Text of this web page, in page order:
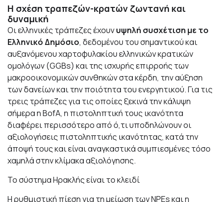
Η σχέση τραπεζών-κρατών ζωντανή και
δυναμική
Οι ελληνικές τράπεζες έχουνυψηλή συσχέτιση με το
Ελληνικό Δημόσιο, δεδομένου του σημαντικού και
αυξανόμενου χαρτοφυλακίου ελληνικών κρατικών
ομολόγων (GGBs) και της ισχυρής επιρροής των
μακροοικονομικών συνθηκών στα κέρδη, την αύξηση
των δανείων και την ποιότητα του ενεργητικού. Για τις
τρεις τράπεζες για τις οποίες ξεκινά την κάλυψη
σήμερα η BofA, η πιστοληπτική τους ικανότητα
διαφέρει περισσότερο από ό,τι υποδηλώνουν οι
αξιολογήσεις πιστοληπτικής ικανότητας, κατά την
άποψή τους και είναι αναγκαστικά συμπιεσμένες τόσο
χαμηλά στην κλίμακα αξιολόγησης.
Το σύστημα Ηρακλής είναι το κλειδί
Η ρυθμιστική πίεση για τη μείωση των NPEs και η